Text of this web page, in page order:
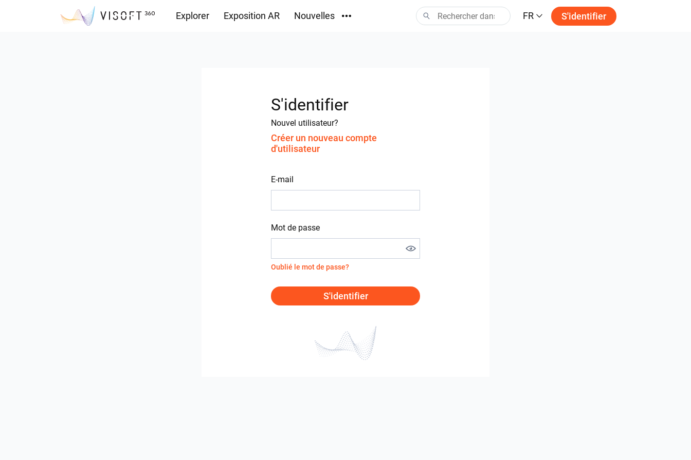
Explorer Exposition AR Nouvelles FR S'identifier
S'identifier
Nouvel utilisateur?
Créer un nouveau compte
d'utilisateur
E-mail
Mot de passe
Oublié le mot de passe?
S'identifier